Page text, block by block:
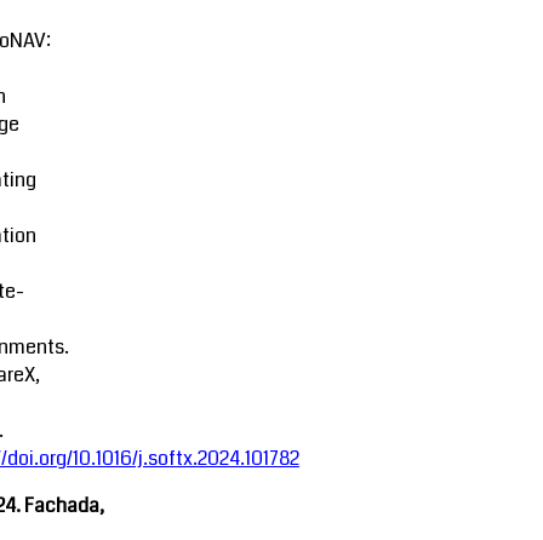
10.1016/j.softx.2024.101782
Fachada,